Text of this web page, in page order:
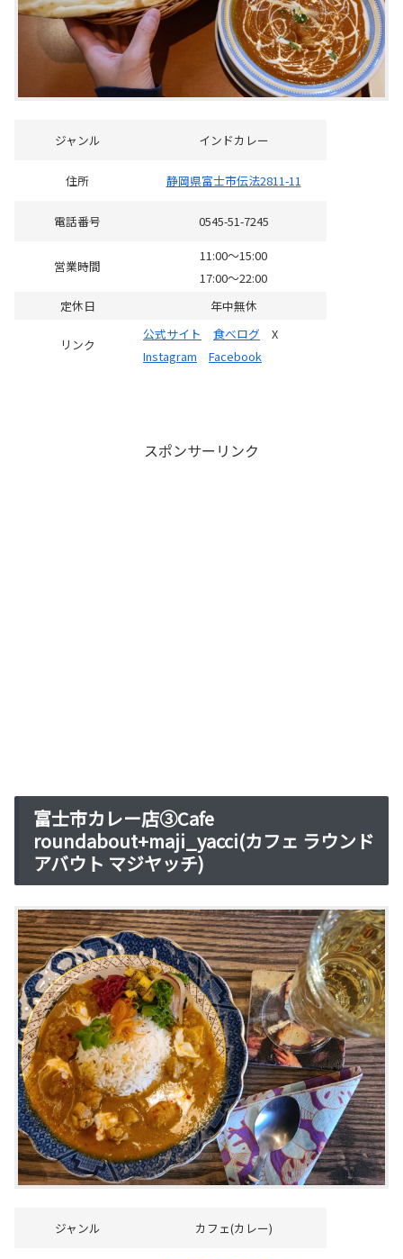
ジャンル インドカレー
住所 静岡県富士市伝法2811-11
電話番号 0545-51-7245
営業時間
11:00～15:00
17:00～22:00
定休日
年中無休
リンク
公式サイト 食べログ X
Instagram
Facebook
スポンサーリンク
富士市カレー店③Cafe
roundabout+maji_yacci(カフェ ラウンド
アバウト マジヤッチ)
ジャンル カフェ(カレー)